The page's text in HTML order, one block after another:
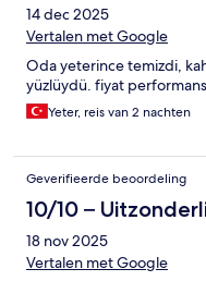
14 dec 2025
Vertalen met Google
Oda yeterince temizdi,
yüzlüydü. fiyat
Yeter, reis van 2 nachten
Geverifieerde beoordeling
10/10 –
18 nov 2025
Vertalen met Google